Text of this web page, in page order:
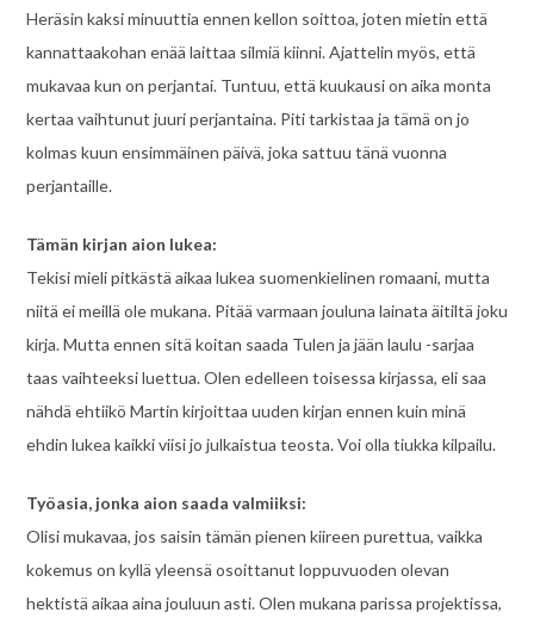
Heräsin kaksi minuuttia ennen kellon soittoa, joten mietin että
kannattaakohan enää laittaa silmiä kiinni. Ajattelin myös, että
mukavaa kun on perjantai. Tuntuu, että kuukausi on aika monta
kertaa vaihtunut juuri perjantaina. Piti tarkistaa ja tämä on jo
kolmas kuun ensimmäinen päivä, joka sattuu tänä vuonna
perjantaille.
Tämän kirjan aion lukea:
Tekisi mieli pitkästä aikaa lukea suomenkielinen romaani, mutta
niitä ei meillä ole mukana. Pitää varmaan jouluna lainata äitiltä joku
kirja. Mutta ennen sitä koitan saada Tulen ja jään laulu -sarjaa
taas vaihteeksi luettua. Olen edelleen toisessa kirjassa, eli saa
nähdä ehtiikö Martin kirjoittaa uuden kirjan ennen kuin minä
ehdin lukea kaikki viisi jo julkaistua teosta. Voi olla tiukka kilpailu.
Työasia, jonka aion saada valmiiksi:
Olisi mukavaa, jos saisin tämän pienen kiireen purettua, vaikka
kokemus on kyllä yleensä osoittanut loppuvuoden olevan
hektistä aikaa aina jouluun asti. Olen mukana parissa projektissa,